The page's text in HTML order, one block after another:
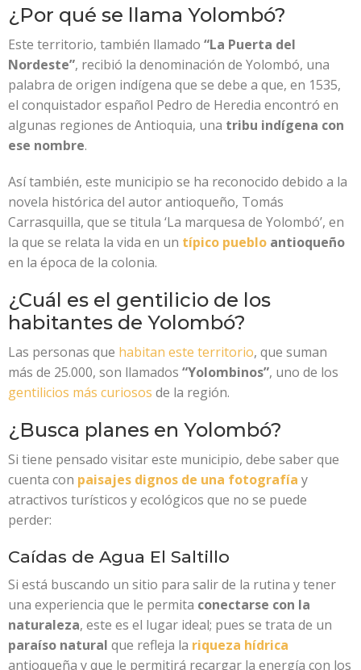
¿Por qué se llama Yolombó?
Este territorio, también llamado “La Puerta del
Nordeste”, recibió la denominación de Yolombó, una
palabra de origen indígena que se debe a que, en 1535,
el conquistador español Pedro de Heredia encontró en
algunas regiones de Antioquia, una tribu indígena con
ese nombre.
Así también, este municipio se ha reconocido debido a la
novela histórica del autor antioqueño, Tomás
Carrasquilla, que se titula ‘La marquesa de Yolombó’, en
la que se relata la vida en un típico pueblo antioqueño
en la época de la colonia.
¿Cuál es el gentilicio de los
habitantes de Yolombó?
Las personas que habitan este territorio, que suman
más de 25.000, son llamados “Yolombinos”, uno de los
gentilicios más curiosos de la región.
¿Busca planes en Yolombó?
Si tiene pensado visitar este municipio, debe saber que
cuenta con paisajes dignos de una fotografía y
atractivos turísticos y ecológicos que no se puede
perder:
Caídas de Agua El Saltillo
Si está buscando un sitio para salir de la rutina y tener
una experiencia que le permita conectarse con la
naturaleza, este es el lugar ideal; pues se trata de un
paraíso natural que refleja la riqueza hídrica
antioqueña y que le permitirá recargar la energía con los